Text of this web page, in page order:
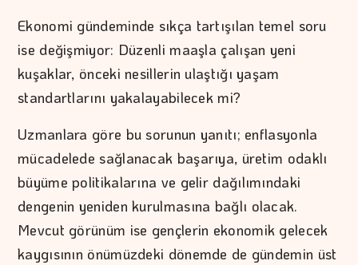
Ekonomi gündeminde sıkça tartışılan temel soru
ise değişmiyor: Düzenli maaşla çalışan yeni
kuşaklar, önceki nesillerin ulaştığı yaşam
standartlarını yakalayabilecek mi?
Uzmanlara göre bu sorunun yanıtı; enflasyonla
mücadelede sağlanacak başarıya, üretim odaklı
büyüme politikalarına ve gelir dağılımındaki
dengenin yeniden kurulmasına bağlı olacak.
Mevcut görünüm ise gençlerin ekonomik gelecek
kaygısının önümüzdeki dönemde de gündemin üst